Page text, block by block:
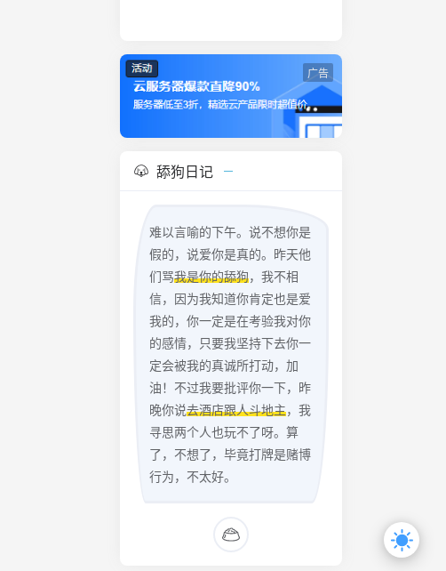
广告
舔狗日记
难以言喻的下午。说不想你是
假的，说爱你是真的。昨天他
们骂我是你的舔狗，我不相
信，因为我知道你肯定也是爱
我的，你一定是在考验我对你
的感情，只要我坚持下去你一
定会被我的真诚所打动，加
油！不过我要批评你一下，昨
晚你说去酒店跟人斗地主，我
寻思两个人也玩不了呀。算
了，不想了，毕竟打牌是赌博
行为，不太好。